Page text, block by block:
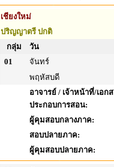
เชียงใหม่
ปริญญาตรี ปกติ
กลุ่ม
วัน
01
จันทร์
พฤหัสบดี
อาจารย์ / เจ้าหน้าที่/เอก
ประกอบการสอน:
ผู้คุมสอบกลางภาค:
สอบปลายภาค:
ผู้คุมสอบปลายภาค: